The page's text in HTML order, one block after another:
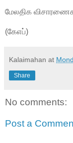
மேலதிக
(கேஎப்)
Kalaimahan at
Share
No comments:
Post a